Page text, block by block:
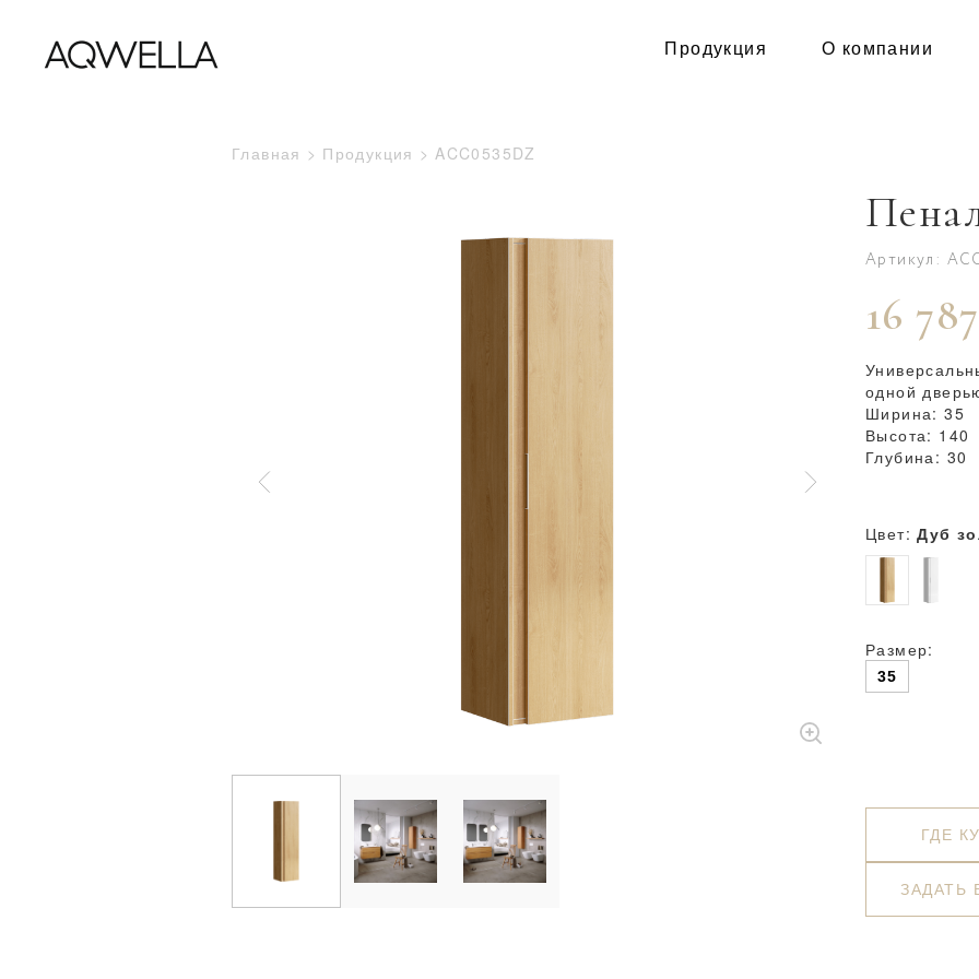
Продукция О компании
Главная Продукция ACC0535DZ
Артикул:
16
одной
Ширина: 35
Высота: 140
Глубина: 30
Цвет: Дуб
Размер:
35
ГДЕ
ЗАДАТЬ